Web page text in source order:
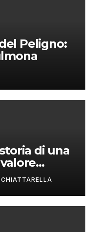
Peligno:
di una